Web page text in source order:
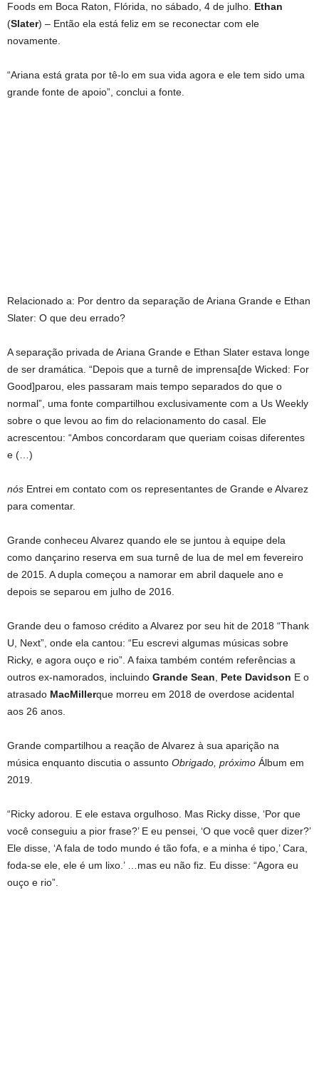
Foods em Boca Raton, Flórida, no sábado, 4 de julho. Ethan
(Slater) – Então ela está feliz em se reconectar com ele
novamente.
“Ariana está grata por tê-lo em sua vida agora e ele tem sido uma
grande fonte de apoio”, conclui a fonte.
Relacionado a: Por dentro da separação de Ariana Grande e Ethan
Slater: O que deu errado?
A separação privada de Ariana Grande e Ethan Slater estava longe
de ser dramática. “Depois que a turnê de imprensa[de Wicked: For
Good]parou, eles passaram mais tempo separados do que o
normal”, uma fonte compartilhou exclusivamente com a Us Weekly
sobre o que levou ao fim do relacionamento do casal. Ele
acrescentou: “Ambos concordaram que queriam coisas diferentes
e (…)
nós Entrei em contato com os representantes de Grande e Alvarez
para comentar.
Grande conheceu Alvarez quando ele se juntou à equipe dela
como dançarino reserva em sua turnê de lua de mel em fevereiro
de 2015. A dupla começou a namorar em abril daquele ano e
depois se separou em julho de 2016.
Grande deu o famoso crédito a Alvarez por seu hit de 2018 “Thank
U, Next”, onde ela cantou: “Eu escrevi algumas músicas sobre
Ricky, e agora ouço e rio”. A faixa também contém referências a
outros ex-namorados, incluindo Grande Sean Pete Davidson E o
atrasado MacMillerque morreu em 2018 de overdose acidental
aos 26 anos.
Grande compartilhou a reação de Alvarez à sua aparição na
música enquanto discutia o assunto Obrigado, próximo Álbum em
2019.
“Ricky adorou. E ele estava orgulhoso. Mas Ricky disse, ‘Por que
você conseguiu a pior frase?’ E eu pensei, ‘O que você quer dizer?’
Ele disse, ‘A fala de todo mundo é tão fofa, e a minha é tipo,’ Cara,
foda-se ele, ele é um lixo.’ …mas eu não fiz. Eu disse: “Agora eu
ouço e rio”.